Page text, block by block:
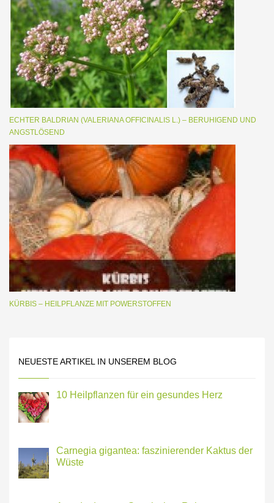
ECHTER BALDRIAN (VALERIANA OFFICINALIS L.) – BERUHIGEND UND
ANGSTLÖSEND
KÜRBIS – HEILPFLANZE MIT POWERSTOFFEN
NEUESTE ARTIKEL IN UNSEREM BLOG
10 Heilpflanzen für ein gesundes Herz
Carnegia gigantea: faszinierender Kaktus der
Wüste